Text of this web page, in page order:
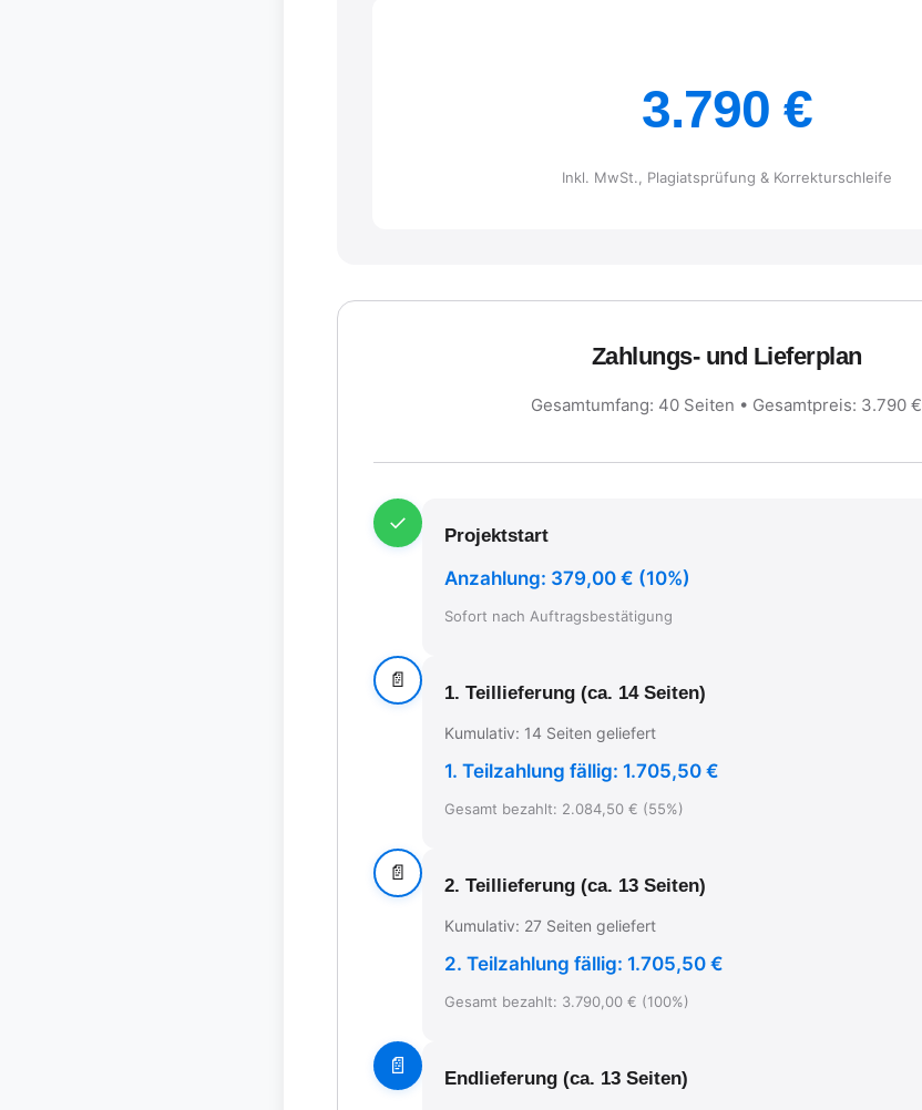
3.790 €
Inkl. MwSt., Plagiatsprüfung & Korrekturschleife
Zahlungs- und Lieferplan
Gesamtumfang: 40 Seiten • Gesamtpreis: 3.790 €
✓ Projektstart
Anzahlung: 379,00 € (10%)
Sofort nach Auftragsbestätigung
📄
1. Teillieferung (ca. 14 Seiten)
Kumulativ: 14 Seiten geliefert
1. Teilzahlung fällig: 1.705,50 €
Gesamt bezahlt: 2.084,50 € (55%)
📄
2. Teillieferung (ca. 13 Seiten)
Kumulativ: 27 Seiten geliefert
2. Teilzahlung fällig: 1.705,50 €
Gesamt bezahlt: 3.790,00 € (100%)
📄 Endlieferung (ca. 13 Seiten)